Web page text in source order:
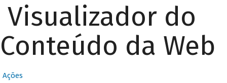
Visualizador do
Conteúdo da Web
Ações